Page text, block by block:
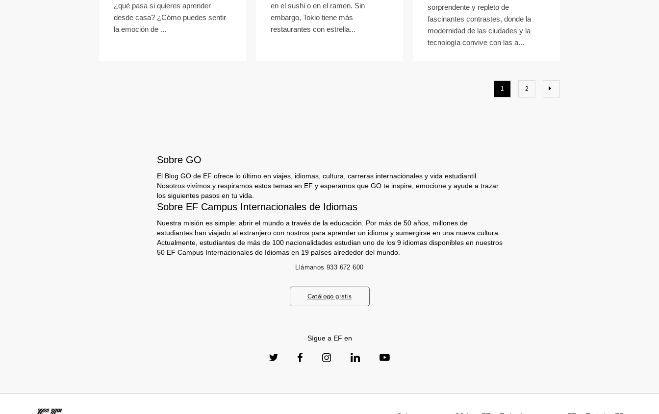
¿qué pasa si quieres aprender
desde casa? ¿Cómo puedes sentir
la emoción de ...
en el sushi o en el ramen. Sin
embargo, Tokio tiene más
restaurantes con estrella...
sorprendente y repleto de
fascinantes contrastes, donde la
modernidad de las ciudades y la
tecnología convive con las a...
1 2
Sobre GO
El Blog GO de EF ofrece lo último en viajes, idiomas, cultura, carreras internacionales y vida estudiantil.
Nosotros vivímos y respiramos estos temas en EF y esperamos que GO te inspire, emocione y ayude a trazar
los siguientes pasos en tu vida.
Sobre EF Campus Internacionales de Idiomas
Nuestra misión es simple: abrir el mundo a través de la educación. Por más de 50 años, millones de
estudiantes han viajado al extranjero con nostros para aprender un idioma y sumergirse en una nueva cultura.
Actualmente, estudiantes de más de 100 nacionalidades estudian uno de los 9 idiomas disponibles en nuestros
50 EF Campus Internacionales de Idiomas en 19 países alrededor del mundo.
Llámanos 933 672 600
Catálogo gratis
Sígue a EF en